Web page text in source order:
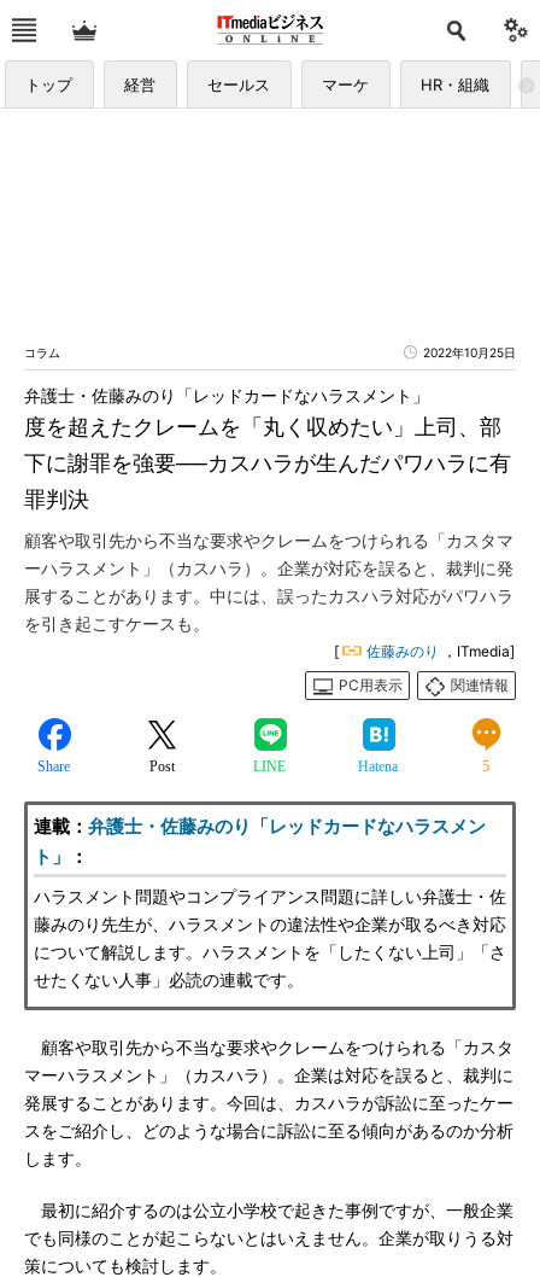
トップ 経営 セールス マーケ HR・組織
コラム 2022年10月25日
度を超えたクレームを「丸く収めたい」上司、部
下に謝罪を強要──カスハラが生んだパワハラに有
罪判決
弁護士・佐藤みのり「レッドカードなハラスメント」
顧客や取引先から不当な要求やクレームをつけられる「カスタマ
ーハラスメント」（カスハラ）。企業が対応を誤ると、裁判に発
展することがあります。中には、誤ったカスハラ対応がパワハラ
を引き起こすケースも。
[ 佐藤みのり
，ITmedia]
PC用表示
関連情報
Share Post LINE Hatena 5
連載： 弁護士・佐藤みのり「レッドカードなハラスメン
ト」
：
ハラスメント問題やコンプライアンス問題に詳しい弁護士・佐
藤みのり先生が、ハラスメントの違法性や企業が取るべき対応
について解説します。ハラスメントを「したくない上司」「さ
せたくない人事」必読の連載です。
顧客や取引先から不当な要求やクレームをつけられる「カスタ
マーハラスメント」（カスハラ）。企業は対応を誤ると、裁判に
発展することがあります。今回は、カスハラが訴訟に至ったケー
スをご紹介し、どのような場合に訴訟に至る傾向があるのか分析
します。
最初に紹介するのは公立小学校で起きた事例ですが、一般企業
でも同様のことが起こらないとはいえません。企業が取りうる対
策についても検討します。